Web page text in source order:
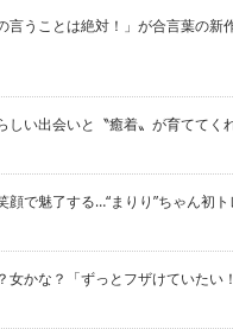
うことは絶対！」が合言葉の新
い出会いと〝癒着〟が育ててく
で魅了する…“まりり”ちゃん初ト
かな？「ずっとフザけていたい！